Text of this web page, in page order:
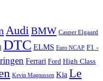
Audi BMW Casper Elgaard
DTC ELMS Euro NCAP F1 -
Ferrari Ford High Class
Kevin Magnussen Kia Le